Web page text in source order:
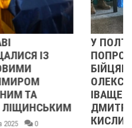
ПОПРОЩАЛИСЯ ІЗ
БІЙЦЯМИ
ОЛЕКСАНДРОМ
ІВАЩЕНКОМ,
ДМИТРОМ
КИСЛИЧЕНКОМ ТА